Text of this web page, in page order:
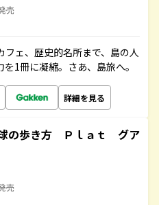
売
ェ、歴史的名所まで、島の人
1冊に凝縮。さあ、島旅へ。
詳細を見る
の歩き方 Ｐｌａｔ グア
売